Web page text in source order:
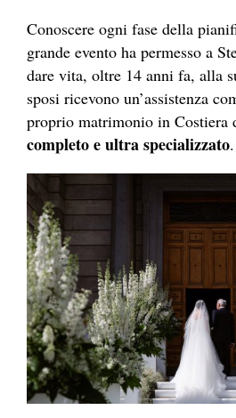
Conoscere ogni fase della
grande evento ha permesso a
dare vita, oltre 14 anni fa, alla
sposi ricevono un’assistenza
proprio matrimonio in Costiera
completo e ultra specializzato.